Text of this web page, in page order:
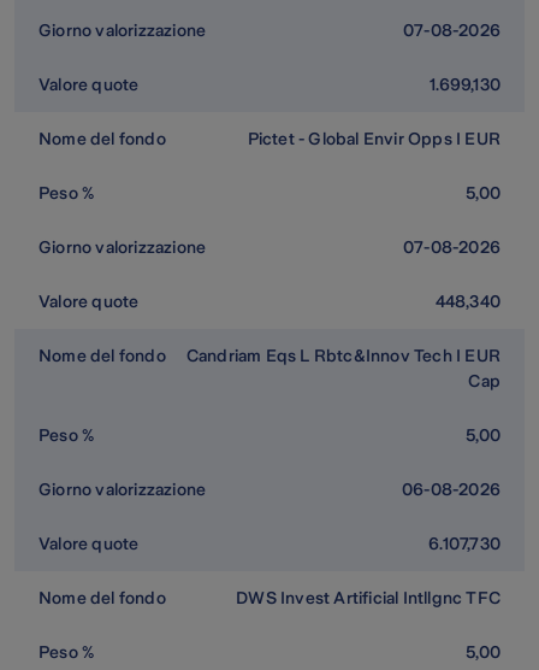
07-08-2026
1.699,130
Pictet - Global Envir Opps I EUR
5,00
07-08-2026
448,340
Candriam Eqs L Rbtc&Innov Tech I EUR
Cap
5,00
06-08-2026
6.107,730
DWS Invest Artificial Intllgnc TFC
5,00